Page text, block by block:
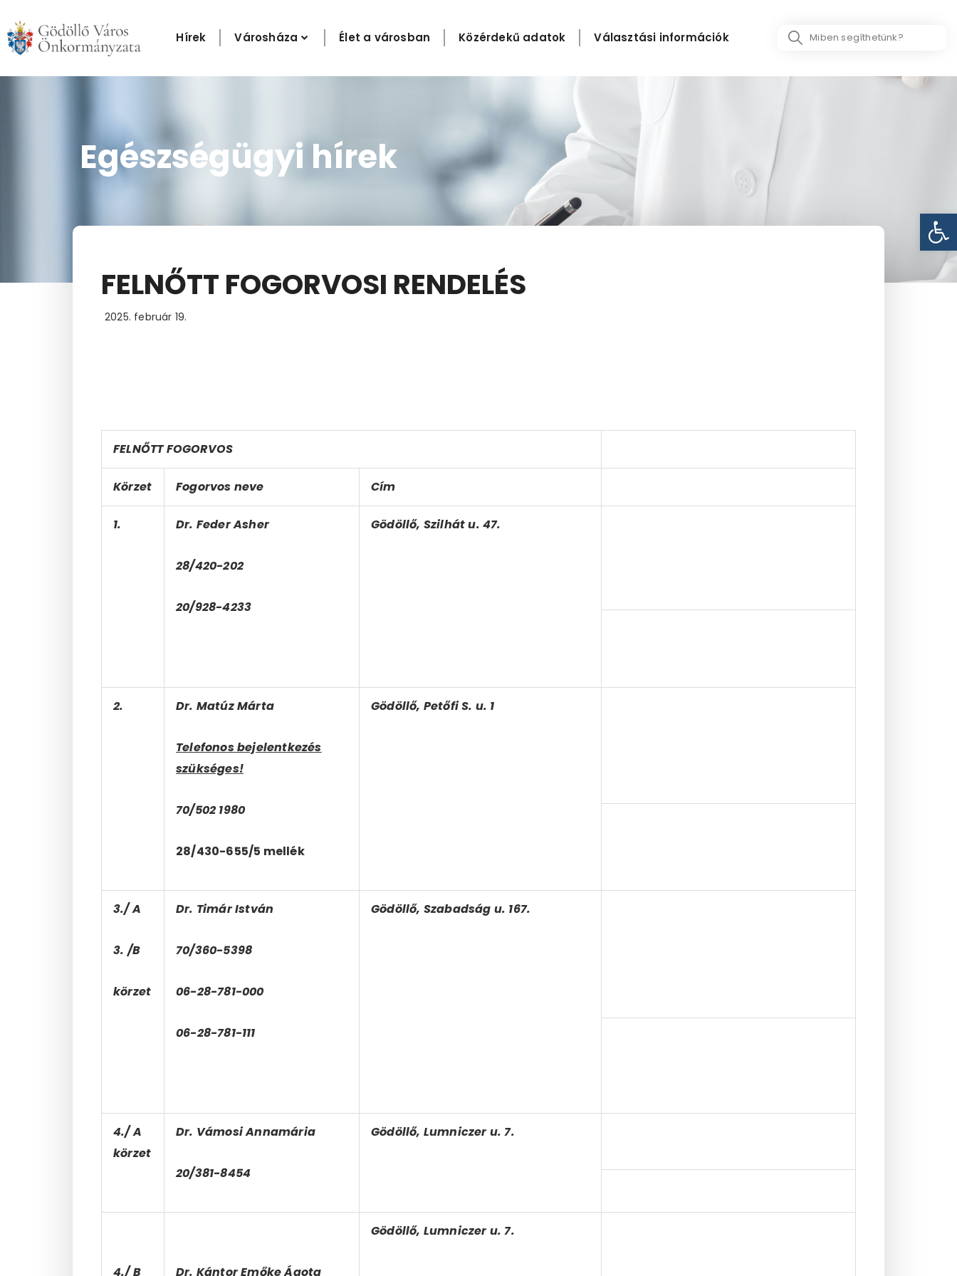
content
Hírek Városháza Élet a városban Közérdekű adatok Választási információk
Search
Egészségügyi hírek
FELNŐTT FOGORVOSI RENDELÉS
2025. február 19.
FELNŐTT FOGORVOS
Körzet Fogorvos neve Cím
1. Dr. Feder Asher
28/420-202
20/928-4233
Gödöllő, Szilhát u. 47.
2. Dr. Matúz Márta
Telefonos bejelentkezés
szükséges!
70/502 1980
28/430-655/5 mellék
Gödöllő, Petőfi S. u. 1
3./ A
3. /B
körzet
Dr. Timár István
70/360-5398
06-28-781-000
06-28-781-111
Gödöllő, Szabadság u. 167.
4./ A
körzet
Dr. Vámosi Annamária
20/381-8454
Gödöllő, Lumniczer u. 7.
4./ B
Dr. Kántor Emőke Ágota
Gödöllő, Lumniczer u. 7.